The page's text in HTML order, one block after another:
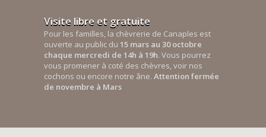
Visite libre et gratuite
Pour les familles, la chèvrerie de Canaples est
ouverte au public du 15 mars au 30 octobre
chaque mercredi de 14h à 19h. Vous pourrez
vous promener à coté des chèvres, voir nos
cochons ou encore notre âne. Attention fermée
de novembre à Mars